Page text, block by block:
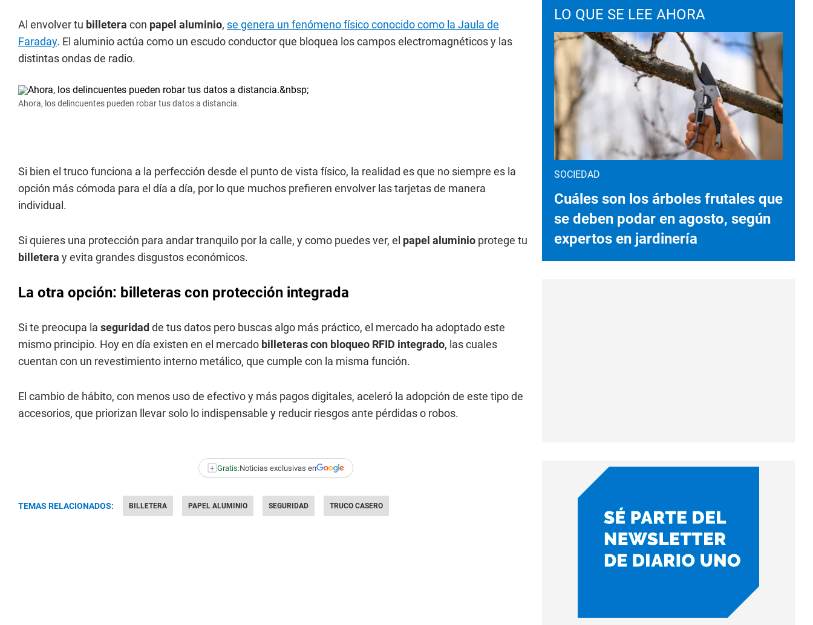
Al envolver tu billetera con papel aluminio, se genera un fenómeno físico conocido como la Jaula de
Faraday. El aluminio actúa como un escudo conductor que bloquea los campos electromagnéticos y las
distintas ondas de radio.
Ahora, los delincuentes pueden robar tus datos a distancia.
Si bien el truco funciona a la perfección desde el punto de vista físico, la realidad es que no siempre es la
opción más cómoda para el día a día, por lo que muchos prefieren envolver las tarjetas de manera
individual.
Si quieres una protección para andar tranquilo por la calle, y como puedes ver, el papel aluminio protege tu
billetera y evita grandes disgustos económicos.
La otra opción: billeteras con protección integrada
Si te preocupa la seguridad de tus datos pero buscas algo más práctico, el mercado ha adoptado este
mismo principio. Hoy en día existen en el mercado billeteras con bloqueo RFID integrado, las cuales
cuentan con un revestimiento interno metálico, que cumple con la misma función.
El cambio de hábito, con menos uso de efectivo y más pagos digitales, aceleró la adopción de este tipo de
accesorios, que priorizan llevar solo lo indispensable y reducir riesgos ante pérdidas o robos.
+ Gratis:Noticias exclusivas en
TEMAS RELACIONADOS: BILLETERA PAPEL ALUMINIO SEGURIDAD TRUCO CASERO
LO QUE SE LEE AHORA
SOCIEDAD
Cuáles son los árboles frutales que
se deben podar en agosto, según
expertos en jardinería